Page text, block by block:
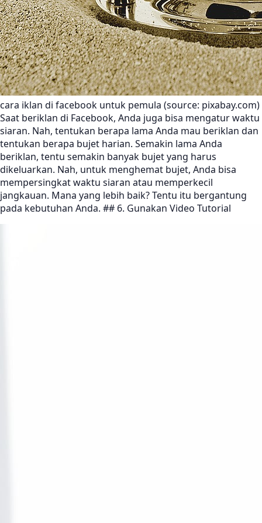
cara iklan di facebook untuk pemula (source: pixabay.com)
Saat beriklan di Facebook, Anda juga bisa mengatur waktu
siaran. Nah, tentukan berapa lama Anda mau beriklan dan
tentukan berapa bujet harian. Semakin lama Anda
beriklan, tentu semakin banyak bujet yang harus
dikeluarkan. Nah, untuk menghemat bujet, Anda bisa
mempersingkat waktu siaran atau memperkecil
jangkauan. Mana yang lebih baik? Tentu itu bergantung
pada kebutuhan Anda. ## 6. Gunakan Video Tutorial